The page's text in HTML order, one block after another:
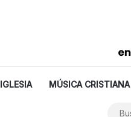
IGLESIA MÚSICA CRISTIANA